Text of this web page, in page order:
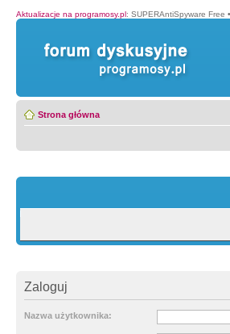
Aktualizacje na programosy.pl: SUPERAntiSpyware Free •
Strona główna
Zaloguj
Nazwa użytkownika: